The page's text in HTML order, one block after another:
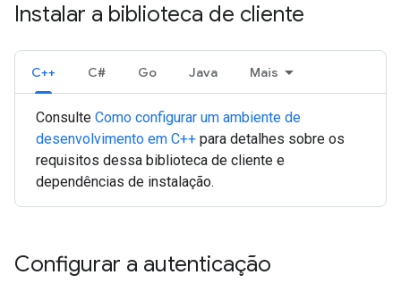
Instalar a biblioteca de cliente
C++ C# Go Java Mais
Consulte Como configurar um ambiente de
desenvolvimento em C++ para detalhes sobre os
requisitos dessa biblioteca de cliente e
dependências de instalação.
Configurar a autenticação